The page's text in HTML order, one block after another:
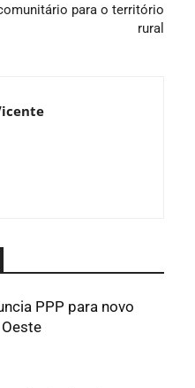
para o território
rural
PPP para novo